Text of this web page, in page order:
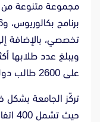
على 2600 طالب دولي.
تركّز الجامعة بشكل
حيث